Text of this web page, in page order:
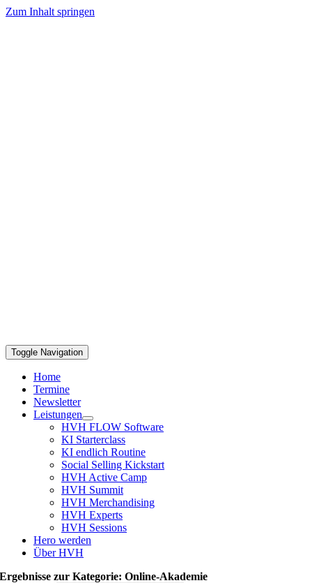
Zum Inhalt springen
Toggle Navigation
Home
Termine
Newsletter
Leistungen
HVH FLOW Software
KI Starterclass
KI endlich Routine
Social Selling Kickstart
HVH Active Camp
HVH Summit
HVH Merchandising
HVH Experts
HVH Sessions
Hero werden
Über HVH
Ergebnisse zur Kategorie: Online-Akademie